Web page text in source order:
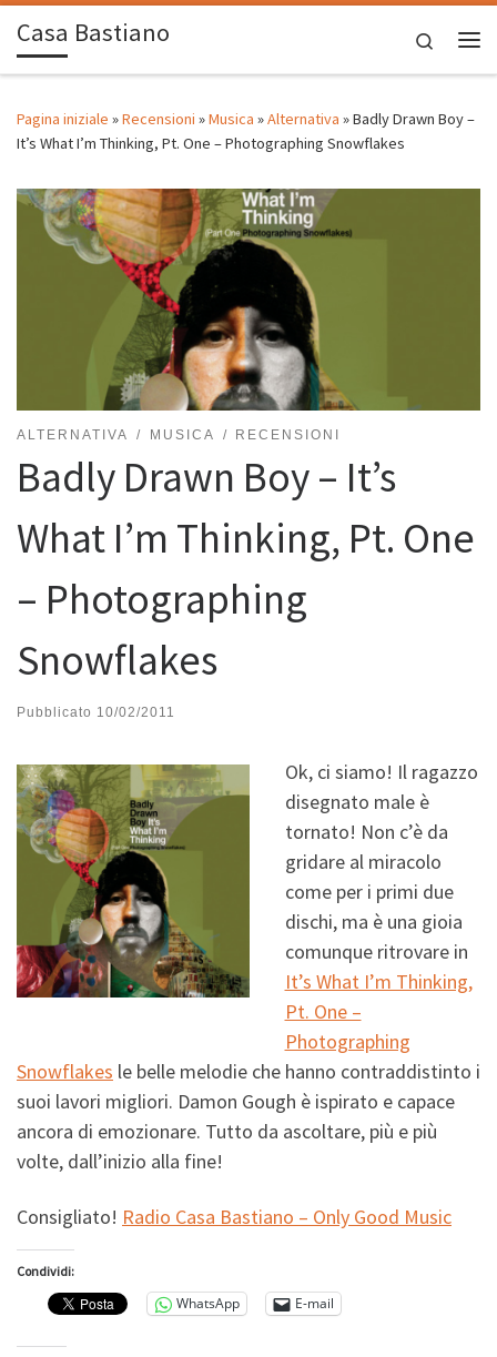
Passa al contenuto
Casa Bastiano
Search
Pagina iniziale »Recensioni »Musica »Alternativa »Badly Drawn Boy –
It’s What I’m Thinking, Pt. One – Photographing Snowflakes
ALTERNATIVA MUSICA RECENSIONI
Badly Drawn Boy – It’s
What I’m Thinking, Pt. One
– Photographing
Snowflakes
Pubblicato 10/02/2011
Ok, ci siamo! Il ragazzo
disegnato male è
tornato! Non c’è da
gridare al miracolo
come per i primi due
dischi, ma è una gioia
comunque ritrovare in
It’s What I’m Thinking,
Pt. One –
Photographing
Snowflakes le belle melodie che hanno contraddistinto i
suoi lavori migliori. Damon Gough è ispirato e capace
ancora di emozionare. Tutto da ascoltare, più e più
volte, dall’inizio alla fine!
Consigliato! Radio Casa Bastiano – Only Good Music
Condividi:
WhatsApp E-mail